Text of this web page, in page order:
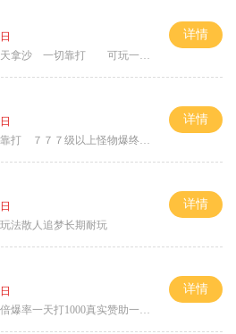
沙 一切靠打 可玩一年
详情
打 ７７７级以上怪物爆终极
详情
法散人追梦长期耐玩
详情
爆率一天打1000真实赞助一夜终
详情